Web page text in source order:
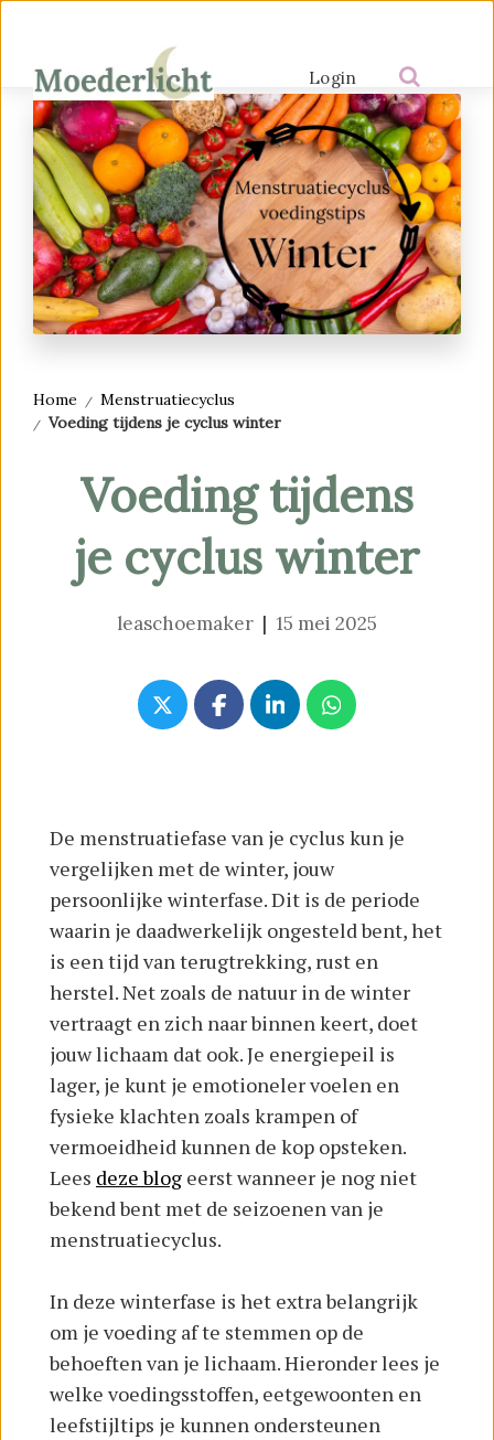
Login
Home
Menstruatiecyclus
Voeding tijdens je cyclus winter
Voeding tijdens
je cyclus winter
leaschoemaker | 15 mei 2025
De menstruatiefase van je cyclus kun je
vergelijken met de winter, jouw
persoonlijke winterfase. Dit is de periode
waarin je daadwerkelijk ongesteld bent, het
is een tijd van terugtrekking, rust en
herstel. Net zoals de natuur in de winter
vertraagt en zich naar binnen keert, doet
jouw lichaam dat ook. Je energiepeil is
lager, je kunt je emotioneler voelen en
fysieke klachten zoals krampen of
vermoeidheid kunnen de kop opsteken.
Lees deze blog eerst wanneer je nog niet
bekend bent met de seizoenen van je
menstruatiecyclus.
In deze winterfase is het extra belangrijk
om je voeding af te stemmen op de
behoeften van je lichaam. Hieronder lees je
welke voedingsstoffen, eetgewoonten en
leefstijltips je kunnen ondersteunen